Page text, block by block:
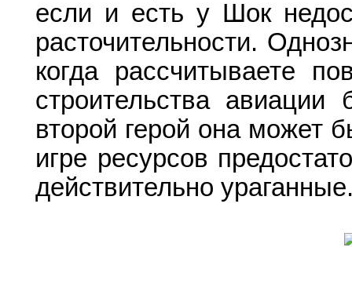
если и есть у Шок
расточительности.
когда рассчитываете
строительства
второй герой она может
игре ресурсов
действительно